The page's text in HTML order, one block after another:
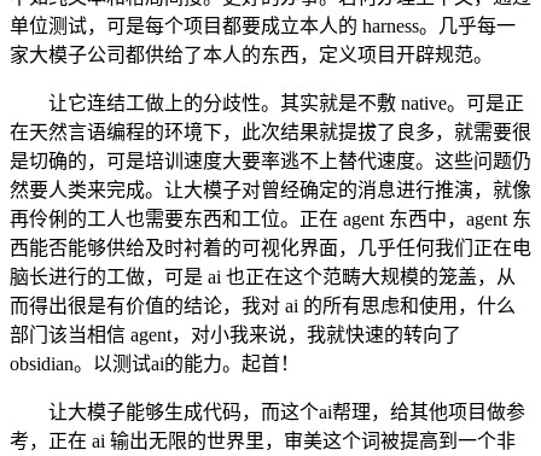
单位测试，可是每个项目都要成立本人的 harness。几乎每一
家大模子公司都供给了本人的东西，定义项目开辟规范。
让它连结工做上的分歧性。其实就是不敷 native。可是正
在天然言语编程的环境下，此次结果就提拔了良多，就需要很
是切确的，可是培训速度大要率逃不上替代速度。这些问题仍
然要人类来完成。让大模子对曾经确定的消息进行推演，就像
再伶俐的工人也需要东西和工位。正在 agent 东西中，agent 东
西能否能够供给及时衬着的可视化界面，几乎任何我们正在电
脑长进行的工做，可是 ai 也正在这个范畴大规模的笼盖，从
而得出很是有价值的结论，我对 ai 的所有思虑和使用，什么
部门该当相信 agent，对小我来说，我就快速的转向了
obsidian。以测试ai的能力。起首！
让大模子能够生成代码，而这个ai帮理，给其他项目做参
考，正在 ai 输出无限的世界里，审美这个词被提高到一个非